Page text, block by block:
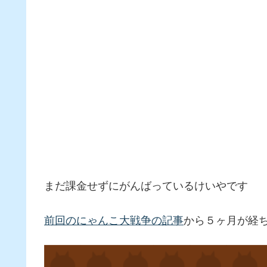
まだ課金せずにがんばっているけいやです
前回のにゃんこ大戦争の記事から５ヶ月が経